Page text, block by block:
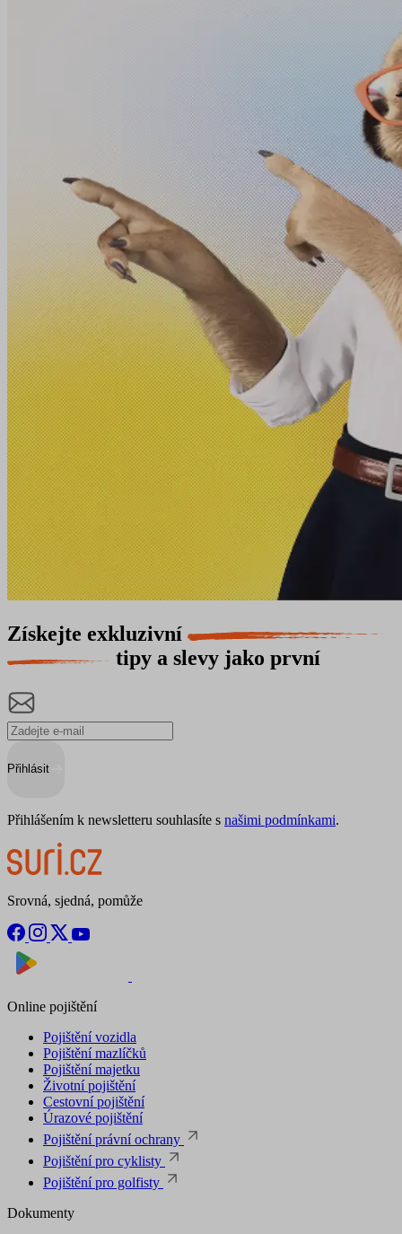
Získejte exkluzivní
tipy a slevy jako první
Přihlásit
Přihlášením k newsletteru souhlasíte s našimi podmínkami.
Srovná, sjedná, pomůže
Online pojištění
Pojištění vozidla
Pojištění mazlíčků
Pojištění majetku
Životní pojištění
Cestovní pojištění
Úrazové pojištění
Pojištění právní ochrany
Pojištění pro cyklisty
Pojištění pro golfisty
Dokumenty